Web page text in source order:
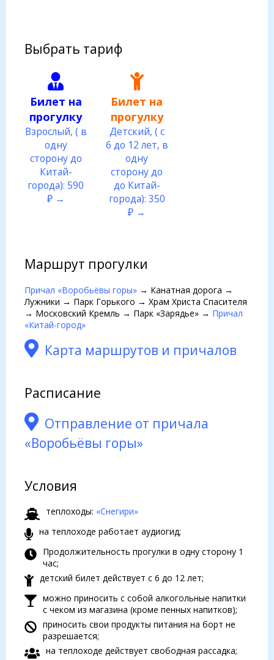
Выбрать тариф
Билет на
прогулку
Взрослый, ( в
одну
сторону до
Китай-
города): 590
₽ →
Билет на
прогулку
Детский, ( с
6 до 12 лет, в
одну
сторону до
до Китай-
города): 350
₽ →
Маршрут прогулки
Причал «Воробьёвы горы» → Канатная дорога →
Лужники → Парк Горького → Храм Христа Спасителя
→ Московский Кремль → Парк «Зарядье» → Причал
«Китай-город»
Карта маршрутов и причалов
Расписание
Отправление от причала
«Воробьёвы горы»
Условия
теплоходы: «Снегири»
на теплоходе работает аудиогид;
Продолжительность прогулки в одну сторону 1
час;
детский билет действует с 6 до 12 лет;
можно приносить с собой алкогольные напитки
с чеком из магазина (кроме пенных напитков);
приносить свои продукты питания на борт не
разрешается;
на теплоходе действует свободная рассадка;